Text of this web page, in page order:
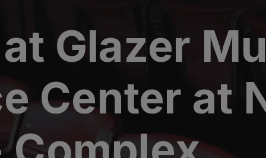
Glazer
Center at